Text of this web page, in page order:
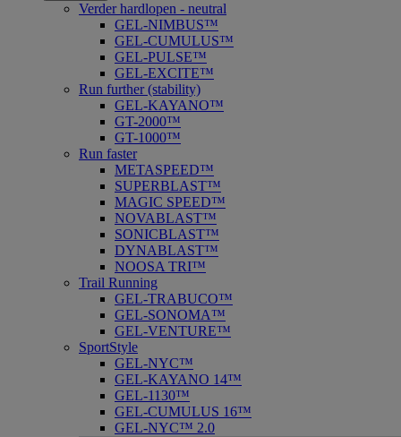
Verder hardlopen - neutral
GEL-NIMBUS™
GEL-CUMULUS™
GEL-PULSE™
GEL-EXCITE™
Run further (stability)
GEL-KAYANO™
GT-2000™
GT-1000™
Run faster
METASPEED™
SUPERBLAST™
MAGIC SPEED™
NOVABLAST™
SONICBLAST™
DYNABLAST™
NOOSA TRI™
Trail Running
GEL-TRABUCO™
GEL-SONOMA™
GEL-VENTURE™
SportStyle
GEL-NYC™
GEL-KAYANO 14™
GEL-1130™
GEL-CUMULUS 16™
GEL-NYC™ 2.0